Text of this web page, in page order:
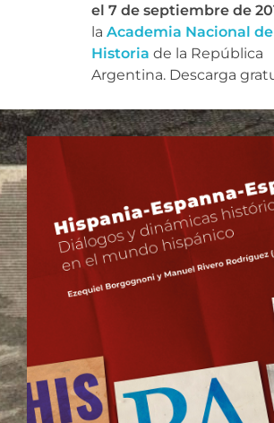
el 7 de septiembre de
la Academia Nacional
Historia de la República
Argentina. Descarga